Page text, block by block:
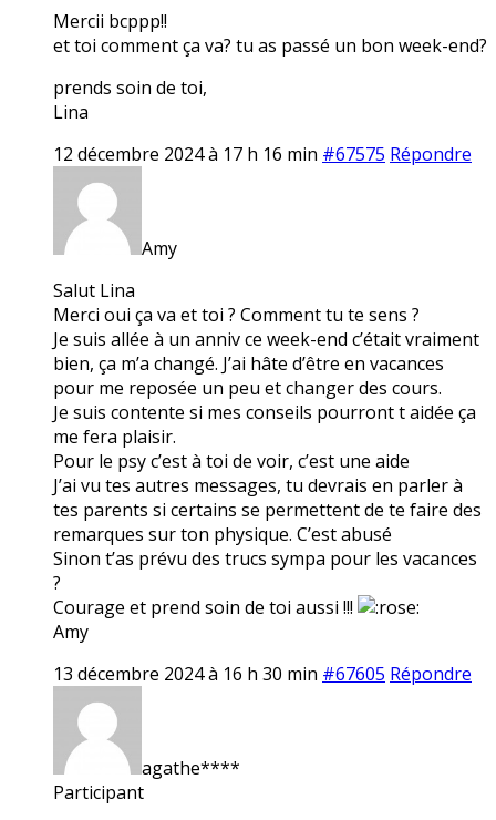
Mercii bcppp!!
et toi comment ça va? tu as passé un bon week-end?
prends soin de toi,
Lina
12 décembre 2024 à 17 h 16 min #67575 Répondre
Amy
Salut Lina
Merci oui ça va et toi ? Comment tu te sens ?
Je suis allée à un anniv ce week-end c’était vraiment
bien, ça m’a changé. J’ai hâte d’être en vacances
pour me reposée un peu et changer des cours.
Je suis contente si mes conseils pourront t aidée ça
me fera plaisir.
Pour le psy c’est à toi de voir, c’est une aide
J’ai vu tes autres messages, tu devrais en parler à
tes parents si certains se permettent de te faire des
remarques sur ton physique. C’est abusé
Sinon t’as prévu des trucs sympa pour les vacances
?
Courage et prend soin de toi aussi !!!
Amy
13 décembre 2024 à 16 h 30 min #67605 Répondre
agathe****
Participant